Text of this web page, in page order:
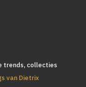
trends, collecties
van Dietrix